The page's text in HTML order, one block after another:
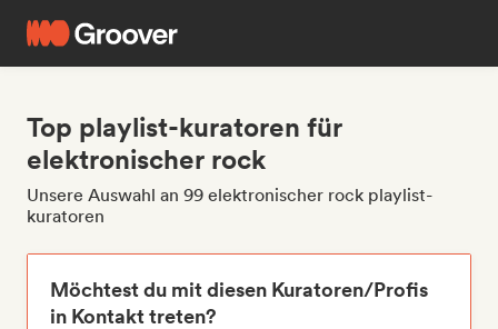
Top playlist-kuratoren für
elektronischer rock
Unsere Auswahl an 99 elektronischer rock playlist-
kuratoren
Möchtest du mit diesen Kuratoren/Profis
in Kontakt treten?